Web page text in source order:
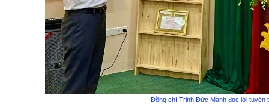
Đồng chí Trịnh Đức Mạnh đọc lời tuyên